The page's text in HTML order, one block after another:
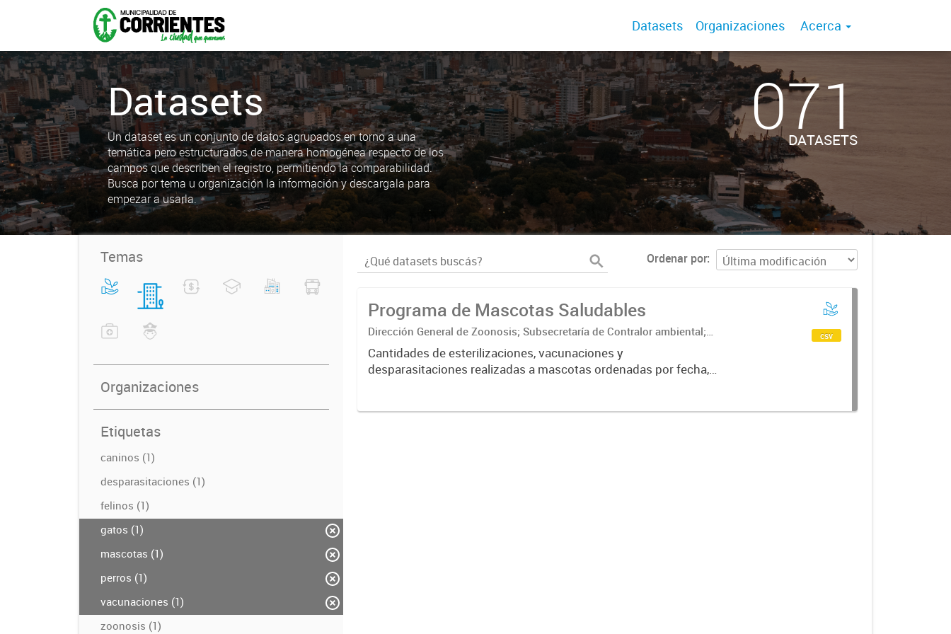
Datasets Organizaciones Acerca
Datasets
Un dataset es un conjunto de datos agrupados en torno a una
temática pero estructurados de manera homogénea respecto de los
campos que describen el registro, permitiendo la comparabilidad.
Busca por tema u organización la información y descargala para
empezar a usarla.
071
DATASETS
Temas
Organizaciones
Etiquetas
caninos (1)
desparasitaciones (1)
felinos (1)
gatos (1)
mascotas (1)
perros (1)
vacunaciones (1)
zoonosis (1)
Ordenar por
Programa de Mascotas Saludables
Dirección General de Zoonosis; Subsecretaría de Contralor ambiental;
Secretaría de Ambiente y Desarrollo sustentable
Cantidades de esterilizaciones, vacunaciones y
desparasitaciones realizadas a mascotas ordenadas por fecha,
csv